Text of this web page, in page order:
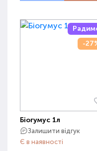
-
Біогумус 1л
Залишити відгук
Є в наявності